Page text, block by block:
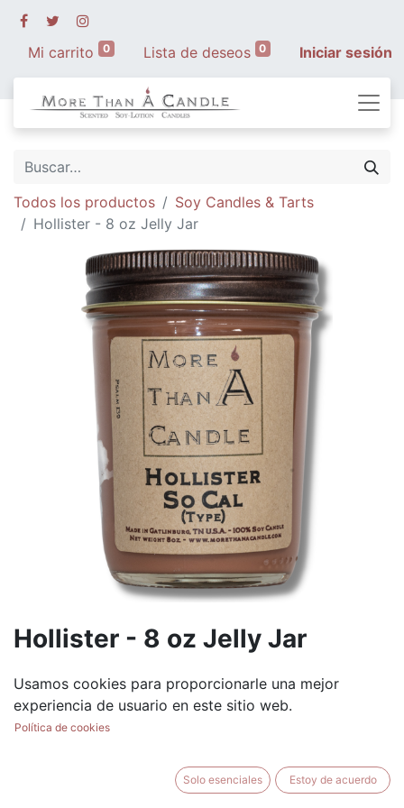
Mi carrito 0 Lista de deseos 0 Iniciar sesión
Todos los productos
Soy Candles & Tarts
Hollister - 8 oz Jelly Jar
Hollister - 8 oz Jelly Jar
$8.99
AÑADIR AL CARRITO BUY NOW
Usamos cookies para proporcionarle una mejor
experiencia de usuario en este sitio web.
Política de cookies
Solo esenciales Estoy de acuerdo